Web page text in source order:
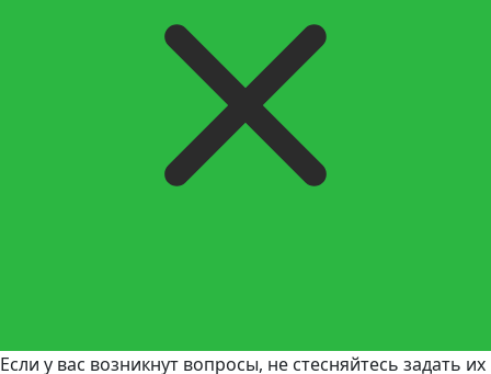
Если у вас возникнут вопросы, не стесняйтесь задать их